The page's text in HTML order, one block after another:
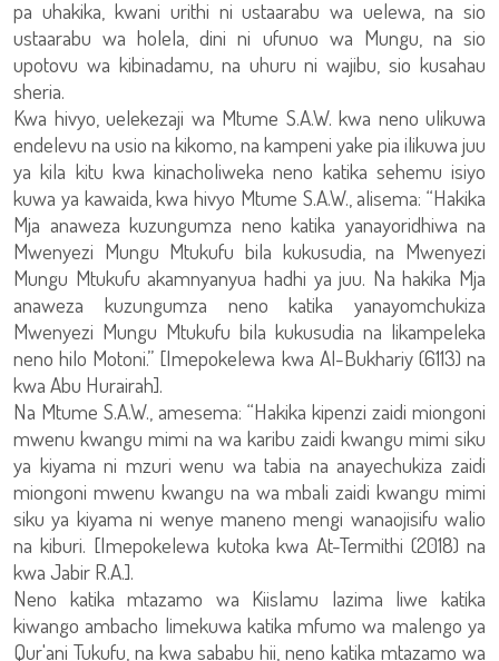
pa uhakika, kwani urithi ni ustaarabu wa uelewa, na sio
ustaarabu wa holela, dini ni ufunuo wa Mungu, na sio
upotovu wa kibinadamu, na uhuru ni wajibu, sio kusahau
sheria.
Kwa hivyo, uelekezaji wa Mtume S.A.W. kwa neno ulikuwa
endelevu na usio na kikomo, na kampeni yake pia ilikuwa juu
ya kila kitu kwa kinacholiweka neno katika sehemu isiyo
kuwa ya kawaida, kwa hivyo Mtume S.A.W., alisema: “Hakika
Mja anaweza kuzungumza neno katika yanayoridhiwa na
Mwenyezi Mungu Mtukufu bila kukusudia, na Mwenyezi
Mungu Mtukufu akamnyanyua hadhi ya juu. Na hakika Mja
anaweza kuzungumza neno katika yanayomchukiza
Mwenyezi Mungu Mtukufu bila kukusudia na likampeleka
neno hilo Motoni.” [Imepokelewa kwa Al-Bukhariy (6113) na
kwa Abu Hurairah].
Na Mtume S.A.W., amesema: “Hakika kipenzi zaidi miongoni
mwenu kwangu mimi na wa karibu zaidi kwangu mimi siku
ya kiyama ni mzuri wenu wa tabia na anayechukiza zaidi
miongoni mwenu kwangu na wa mbali zaidi kwangu mimi
siku ya kiyama ni wenye maneno mengi wanaojisifu walio
na kiburi. [Imepokelewa kutoka kwa At-Termithi (2018) na
kwa Jabir R.A.].
Neno katika mtazamo wa Kiislamu lazima liwe katika
kiwango ambacho limekuwa katika mfumo wa malengo ya
Qur'ani Tukufu, na kwa sababu hii, neno katika mtazamo wa